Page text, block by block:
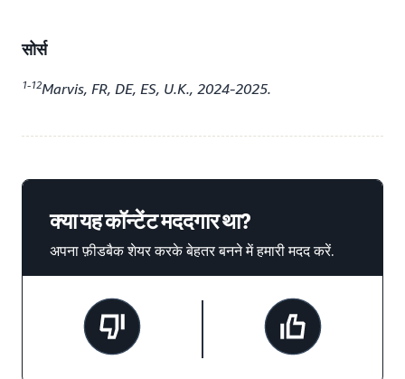
सोर्स
1-12Marvis, FR, DE, ES, U.K., 2024-2025.
क्या यह कॉन्टेंट मददगार था?
अपना फ़ीडबैक शेयर करके बेहतर बनने में हमारी मदद करें.